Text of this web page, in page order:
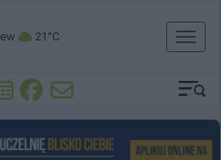
21°C
Toggle